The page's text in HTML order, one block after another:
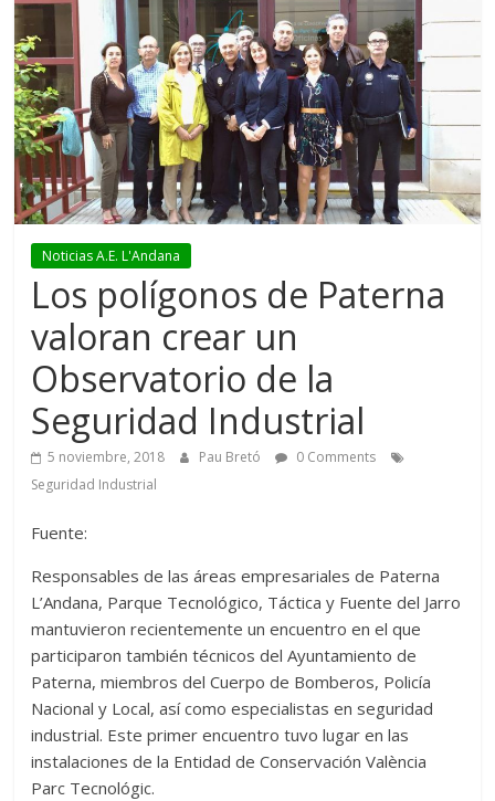
Noticias A.E. L'Andana
Los polígonos de Paterna
valoran crear un
Observatorio de la
Seguridad Industrial
5 noviembre, 2018 Pau Bretó
0 Comments
Seguridad Industrial
Fuente:
Responsables de las áreas empresariales de Paterna
L’Andana, Parque Tecnológico, Táctica y Fuente del Jarro
mantuvieron recientemente un encuentro en el que
participaron también técnicos del Ayuntamiento de
Paterna, miembros del Cuerpo de Bomberos, Policía
Nacional y Local, así como especialistas en seguridad
industrial. Este primer encuentro tuvo lugar en las
instalaciones de la Entidad de Conservación València
Parc Tecnológic.